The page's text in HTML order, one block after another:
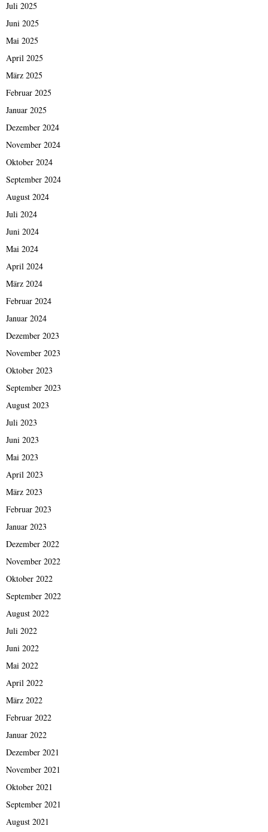
Juli 2025
Juni 2025
Mai 2025
April 2025
März 2025
Februar 2025
Januar 2025
Dezember 2024
November 2024
Oktober 2024
September 2024
August 2024
Juli 2024
Juni 2024
Mai 2024
April 2024
März 2024
Februar 2024
Januar 2024
Dezember 2023
November 2023
Oktober 2023
September 2023
August 2023
Juli 2023
Juni 2023
Mai 2023
April 2023
März 2023
Februar 2023
Januar 2023
Dezember 2022
November 2022
Oktober 2022
September 2022
August 2022
Juli 2022
Juni 2022
Mai 2022
April 2022
März 2022
Februar 2022
Januar 2022
Dezember 2021
November 2021
Oktober 2021
September 2021
August 2021